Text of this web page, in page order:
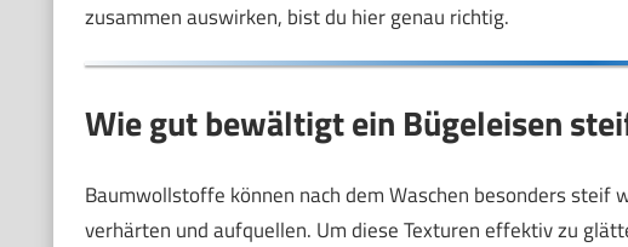
zusammen auswirken, bist du hier genau richtig.
Wie gut bewältigt ein Bügeleisen
Baumwollstoffe können nach dem Waschen besonders steif
verhärten und aufquellen. Um diese Texturen effektiv zu